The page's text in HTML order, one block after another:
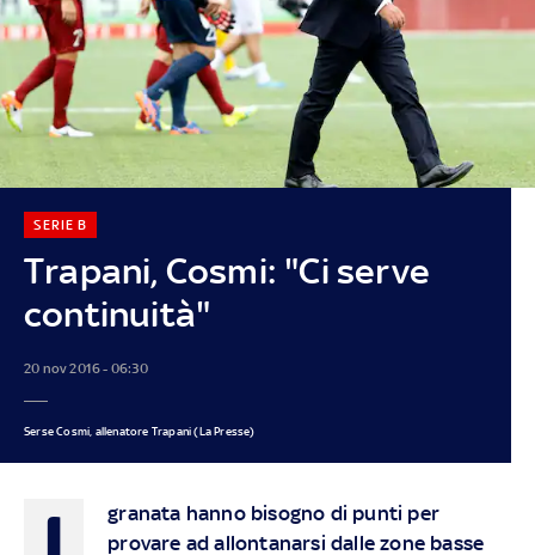
Trapani, Cosmi: "Ci serve
continuità"
SERIE B
20 nov 2016 - 06:30
Serse Cosmi, allenatore Trapani (La Presse)
granata hanno bisogno di punti per
provare ad allontanarsi dalle zone basse